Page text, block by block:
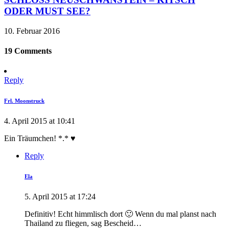
ODER MUST SEE?
10. Februar 2016
19 Comments
Reply
Frl. Moonstruck
4. April 2015 at 10:41
Ein Träumchen! *.* ♥
Reply
Ela
5. April 2015 at 17:24
Definitiv! Echt himmlisch dort 🙂 Wenn du mal planst nach
Thailand zu fliegen, sag Bescheid…